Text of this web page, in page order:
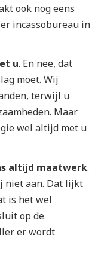
ook nog eens
incassobureau in
u. En nee, dat
moet. Wij
terwijl u
Maar
wel altijd met u
altijd maatwerk.
niet aan. Dat lijkt
is het wel
op de
er wordt